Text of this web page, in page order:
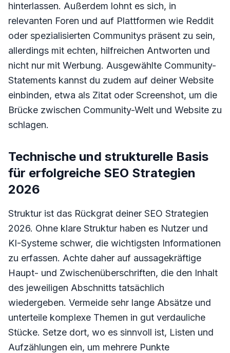
hinterlassen. Außerdem lohnt es sich, in
relevanten Foren und auf Plattformen wie Reddit
oder spezialisierten Communitys präsent zu sein,
allerdings mit echten, hilfreichen Antworten und
nicht nur mit Werbung. Ausgewählte Community-
Statements kannst du zudem auf deiner Website
einbinden, etwa als Zitat oder Screenshot, um die
Brücke zwischen Community-Welt und Website zu
schlagen.
Technische und strukturelle Basis
für erfolgreiche SEO Strategien
2026
Struktur ist das Rückgrat deiner SEO Strategien
2026. Ohne klare Struktur haben es Nutzer und
KI-Systeme schwer, die wichtigsten Informationen
zu erfassen. Achte daher auf aussagekräftige
Haupt- und Zwischenüberschriften, die den Inhalt
des jeweiligen Abschnitts tatsächlich
wiedergeben. Vermeide sehr lange Absätze und
unterteile komplexe Themen in gut verdauliche
Stücke. Setze dort, wo es sinnvoll ist, Listen und
Aufzählungen ein, um mehrere Punkte